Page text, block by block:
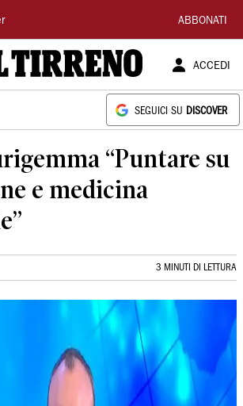
ABBONATI
ACCEDI
SEGUICI SU DISCOVER
“Puntare su
e medicina
3 MINUTI DI LETTURA